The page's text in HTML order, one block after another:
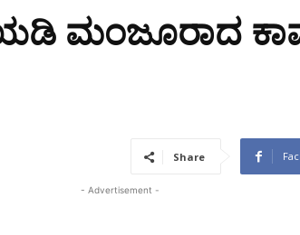
ಮಂಜೂರಾದ
Share
- Advertisement -